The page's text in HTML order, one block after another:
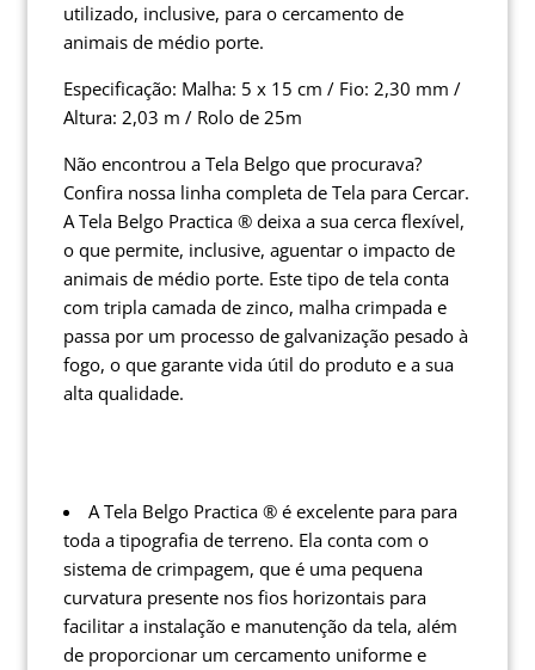
utilizado, inclusive, para o cercamento de
animais de médio porte.
Especificação: Malha: 5 x 15 cm / Fio: 2,30 mm /
Altura: 2,03 m / Rolo de 25m
Não encontrou a Tela Belgo que procurava?
Confira nossa linha completa de Tela para Cercar.
A Tela Belgo Practica ® deixa a sua cerca flexível,
o que permite, inclusive, aguentar o impacto de
animais de médio porte. Este tipo de tela conta
com tripla camada de zinco, malha crimpada e
passa por um processo de galvanização pesado à
fogo, o que garante vida útil do produto e a sua
alta qualidade.
A Tela Belgo Practica ® é excelente para para
toda a tipografia de terreno. Ela conta com o
sistema de crimpagem, que é uma pequena
curvatura presente nos fios horizontais para
facilitar a instalação e manutenção da tela, além
de proporcionar um cercamento uniforme e